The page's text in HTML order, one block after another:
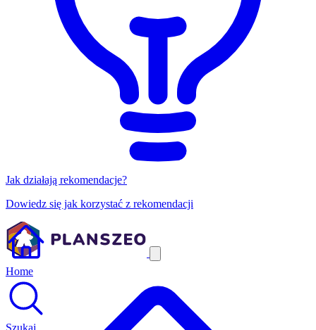
Jak działają rekomendacje?
Dowiedz się jak korzystać z rekomendacji
Home
Szukaj